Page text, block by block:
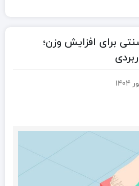
برای افزایش وزن؛